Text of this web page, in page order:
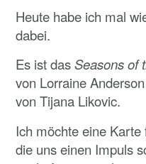
Heute habe ich mal
dabei.
Es ist dasSeasons of
von Lorraine
von Tijana Likovic.
Ich möchte eine
die uns einen Impuls